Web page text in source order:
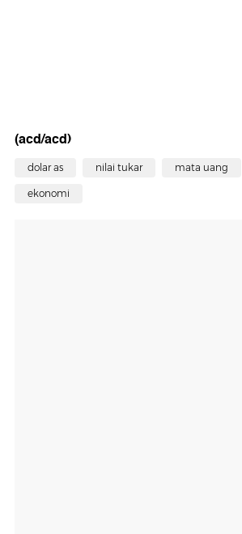
(acd/acd)
dolar as nilai tukar mata uang
ekonomi